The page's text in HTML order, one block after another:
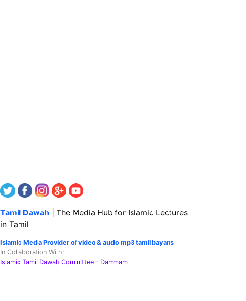
Tamil Dawah | The Media Hub for Islamic Lectures
in Tamil
Islamic Media Provider of video & audio mp3 tamil bayans
In Collaboration With:
Islamic Tamil Dawah Committee – Dammam